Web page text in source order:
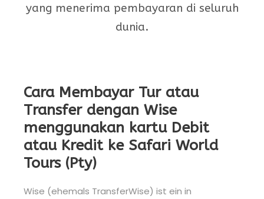
yang menerima pembayaran di seluruh
dunia.
Cara Membayar Tur atau
Transfer dengan Wise
menggunakan kartu Debit
atau Kredit ke Safari World
Tours (Pty)
Wise (ehemals TransferWise) ist ein in